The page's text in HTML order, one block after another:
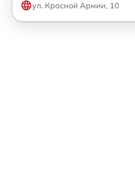
ул. Красной Армии, 10